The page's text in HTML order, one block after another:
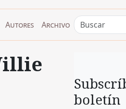
Autores Archivo
boletín